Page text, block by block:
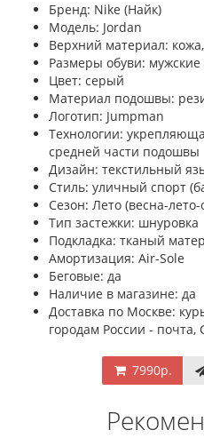
Бренд: Nike (Найк)
Модель: Jordan
Верхний материал:
Размеры обуви:
Цвет: серый
Материал подошвы:
Логотип: Jumpman
Технологии:
средней части подошвы
Дизайн: текстильный
Стиль: уличный спорт
Сезон: Лето (весна-лето-
Тип застежки: шнуровка
Подкладка: тканый
Амортизация: Air-Sole
Беговые: да
Наличие в магазине: да
Доставка по Москве:
городам России - почта,
7990р.